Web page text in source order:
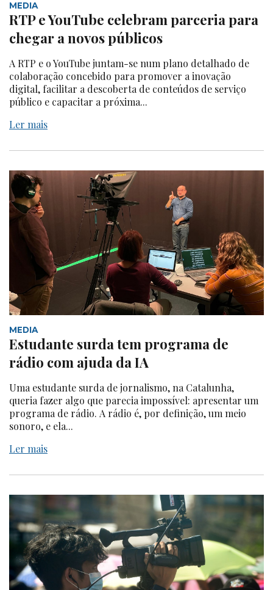
MEDIA
RTP e YouTube celebram parceria para
chegar a novos públicos
A RTP e o YouTube juntam-se num plano detalhado de
colaboração concebido para promover a inovação
digital, facilitar a descoberta de conteúdos de serviço
público e capacitar a próxima...
Ler mais
MEDIA
Estudante surda tem programa de
rádio com ajuda da IA
Uma estudante surda de jornalismo, na Catalunha,
queria fazer algo que parecia impossível: apresentar um
programa de rádio. A rádio é, por definição, um meio
sonoro, e ela...
Ler mais